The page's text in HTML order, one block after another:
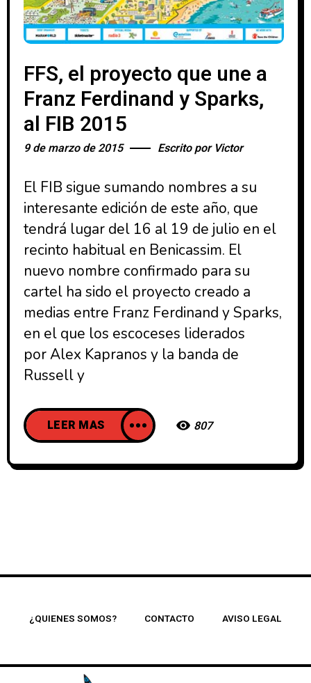
FFS, el proyecto que une a
Franz Ferdinand y Sparks,
al FIB 2015
9 de marzo de 2015 Escrito por Victor
El FIB sigue sumando nombres a su
interesante edición de este año, que
tendrá lugar del 16 al 19 de julio en el
recinto habitual en Benicassim. El
nuevo nombre confirmado para su
cartel ha sido el proyecto creado a
medias entre Franz Ferdinand y Sparks,
en el que los escoceses liderados
por Alex Kapranos y la banda de
Russell y
LEER MAS 807
¿QUIENES SOMOS? CONTACTO AVISO LEGAL